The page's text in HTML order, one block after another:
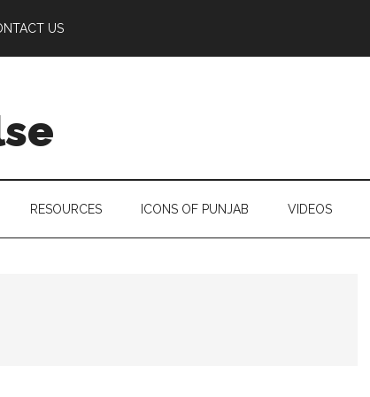
US
RESOURCES ICONS OF PUNJAB VIDEOS